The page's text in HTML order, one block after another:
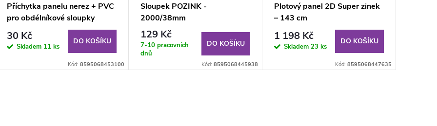
Příchytka panelu nerez + PVC
pro obdélníkové sloupky
60×40 mm - zelená
30 Kč
Skladem 11 ks
DO KOŠÍKU
Kód: 8595068453100
Sloupek POZINK -
2000/38mm
129 Kč
7-10 pracovních
dnů
DO KOŠÍKU
Kód: 8595068445938
Plotový panel 2D Super zinek
– 143 cm
1 198 Kč
Skladem 23 ks
DO KOŠÍKU
Kód: 8595068447635